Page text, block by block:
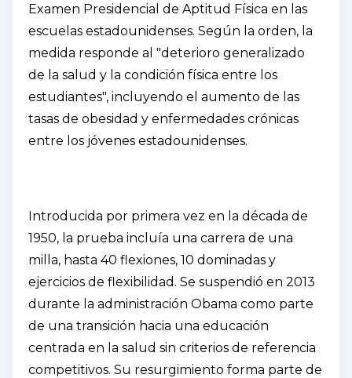
Examen Presidencial de Aptitud Física en las
escuelas estadounidenses. Según la orden, la
medida responde al "deterioro generalizado
de la salud y la condición física entre los
estudiantes", incluyendo el aumento de las
tasas de obesidad y enfermedades crónicas
entre los jóvenes estadounidenses.
Introducida por primera vez en la década de
1950, la prueba incluía una carrera de una
milla, hasta 40 flexiones, 10 dominadas y
ejercicios de flexibilidad. Se suspendió en 2013
durante la administración Obama como parte
de una transición hacia una educación
centrada en la salud sin criterios de referencia
competitivos. Su resurgimiento forma parte de